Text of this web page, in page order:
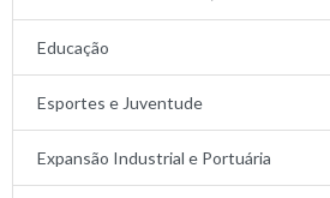
Educação
Esportes e Juventude
Expansão Industrial e Portuária